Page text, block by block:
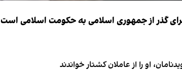
گذر از جمهوری اسلامی به حکومت اسلامی است
او را از عاملان کشتار خواندند